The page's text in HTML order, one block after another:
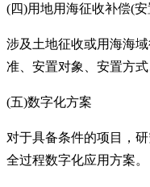
(四)用地用海征收补偿(安
涉及土地征收或用海海
准、安置对象、安置方
(五)数字化方案
对于具备条件的项目，
全过程数字化应用方案。